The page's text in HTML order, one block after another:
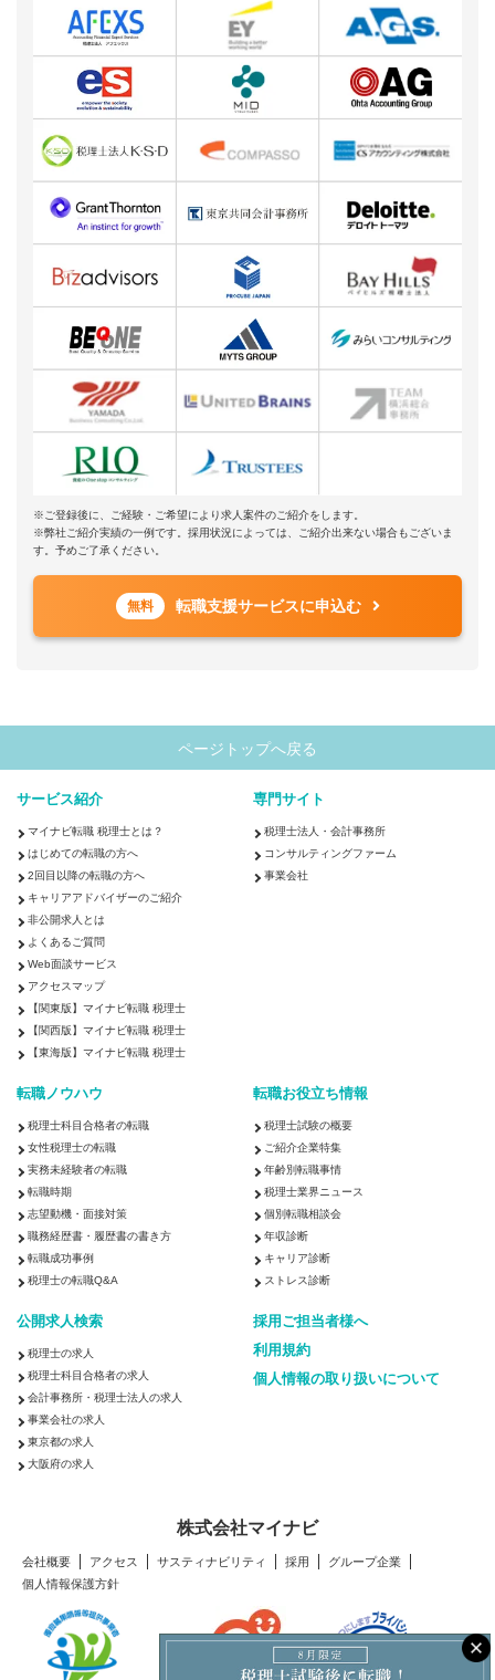
※ご登録後に、ご経験・ご希望により求人案件のご紹介をします。
※弊社ご紹介実績の一例です。採用状況によっては、ご紹介出来ない場合もございま
す。予めご了承ください。
無料 転職支援サービスに申込む
ページトップへ戻る
サービス紹介
マイナビ転職 税理士とは？
はじめての転職の方へ
2回目以降の転職の方へ
キャリアアドバイザーのご紹介
非公開求人とは
よくあるご質問
Web面談サービス
アクセスマップ
【関東版】マイナビ転職 税理士
【関西版】マイナビ転職 税理士
【東海版】マイナビ転職 税理士
専門サイト
税理士法人・会計事務所
コンサルティングファーム
事業会社
転職ノウハウ
税理士科目合格者の転職
女性税理士の転職
実務未経験者の転職
転職時期
志望動機・面接対策
職務経歴書・履歴書の書き方
転職成功事例
税理士の転職Q&A
転職お役立ち情報
税理士試験の概要
ご紹介企業特集
年齢別転職事情
税理士業界ニュース
個別転職相談会
年収診断
キャリア診断
ストレス診断
公開求人検索
税理士の求人
税理士科目合格者の求人
会計事務所・税理士法人の求人
事業会社の求人
東京都の求人
大阪府の求人
採用ご担当者様へ
利用規約
個人情報の取り扱いについて
株式会社マイナビ
会社概要 アクセス サスティナビリティ 採用
グループ企業
個人情報保護方針